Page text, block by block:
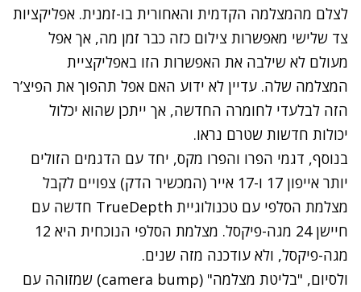
לצלם מהמצלמה הקדמית והאחורית בו-זמנית. אפליקציות
צד שלישי מאפשרות צילום כזה כבר זמן מה, אך אפל
מעולם לא שילבה את האפשרות הזו באפליקציית
המצלמה שלה. עדיין לא ידוע האם אפל תהפוך את הפיצ’ר
הזה לבלעדי לחומרה החדשה, אך ייתכן שהוא יכלול
יכולות חדשות שטרם נראו.
בנוסף, דגמי הפרו והפרו מקס, יחד עם הדגמים הזולים
יותר אייפון 17 ו-17 אייר (המכשיר הדק) צפויים לקבל
מצלמת הסלפי עם טכנולוגיית TrueDepth חדשה עם
חיישן 24 מגה-פיקסל. מצלמת הסלפי הנוכחית היא 12
מגה-פיקסל, ולא עודכנה מזה שנים.
ולסיום, "בליטת מצלמה" (camera bump) שמזוהה עם